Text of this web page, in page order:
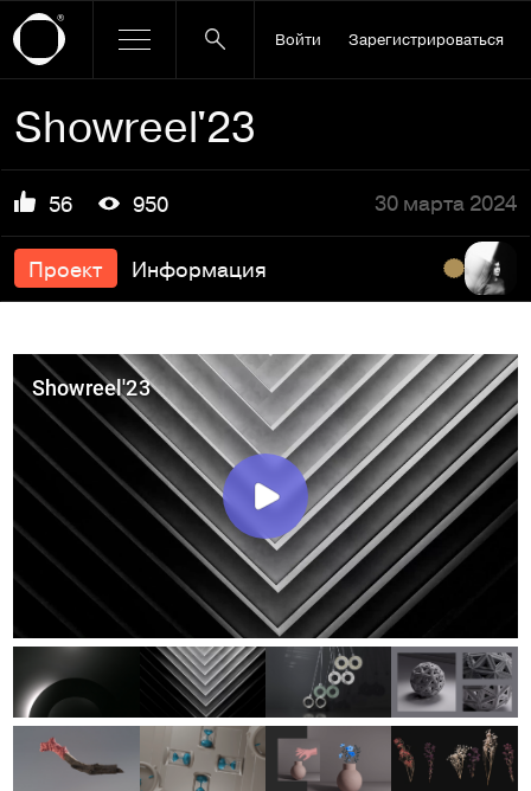
Войти Зарегистрироваться
Showreel'23
56 950 30 марта 2024
Проект Информация